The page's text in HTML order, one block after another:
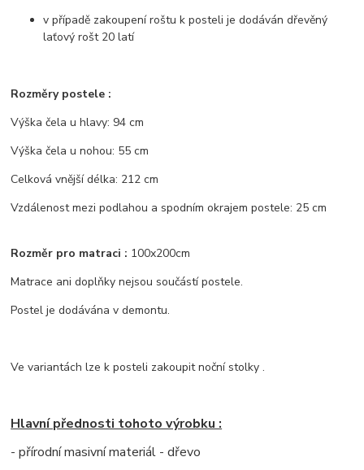
v případě zakoupení roštu k posteli je dodáván dřevěný
laťový rošt 20 latí
Rozměry postele :
Výška čela u hlavy: 94 cm
Výška čela u nohou: 55 cm
Celková vnější délka: 212 cm
Vzdálenost mezi podlahou a spodním okrajem postele: 25 cm
Rozměr pro matraci : 100x200cm
Matrace ani doplňky nejsou součástí postele.
Postel je dodávána v demontu.
Ve variantách lze k posteli zakoupit noční stolky .
Hlavní přednosti tohoto výrobku :
- přírodní masivní materiál - dřevo